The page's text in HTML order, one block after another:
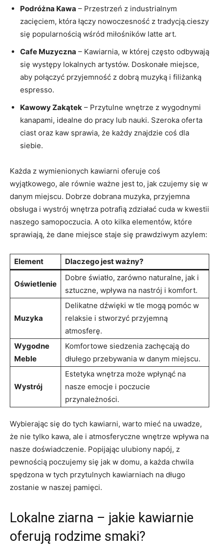
Podróżna Kawa – Przestrzeń z industrialnym
zacięciem, która łączy nowoczesność z tradycją.cieszy
się popularnością wśród miłośników latte art.
Cafe Muzyczna – Kawiarnia, w której często odbywają
się występy lokalnych artystów. Doskonałe miejsce,
aby połączyć przyjemność z dobrą muzyką i filiżanką
espresso.
Kawowy Zakątek – Przytulne wnętrze z wygodnymi
kanapami, idealne do pracy lub nauki. Szeroka oferta
ciast oraz kaw sprawia, że każdy znajdzie coś dla
siebie.
Każda z wymienionych kawiarni oferuje coś
wyjątkowego, ale równie ważne jest to, jak czujemy się w
danym miejscu. Dobrze dobrana muzyka, przyjemna
obsługa i wystrój wnętrza potrafią zdziałać cuda w kwestii
naszego samopoczucia. A oto kilka elementów, które
sprawiają, że dane miejsce staje się prawdziwym azylem:
Element Dlaczego jest ważny?
Oświetlenie
Dobre światło, zarówno naturalne, jak i
sztuczne, wpływa na nastrój i komfort.
Muzyka
Delikatne dźwięki w tle mogą pomóc w
relaksie i stworzyć przyjemną
atmosferę.
Wygodne
Meble
Komfortowe siedzenia zachęcają do
dłułego przebywania w danym miejscu.
Wystrój
Estetyka wnętrza może wpłynąć na
nasze emocje i poczucie
przynależności.
Wybierając się do tych kawiarni, warto mieć na uwadze,
że nie tylko kawa, ale i atmosferyczne wnętrze wpływa na
nasze doświadczenie. Popijając ulubiony napój, z
pewnością poczujemy się jak w domu, a każda chwila
spędzona w tych przytulnych kawiarniach na długo
zostanie w naszej pamięci.
Lokalne ziarna – jakie kawiarnie
oferują rodzime smaki?